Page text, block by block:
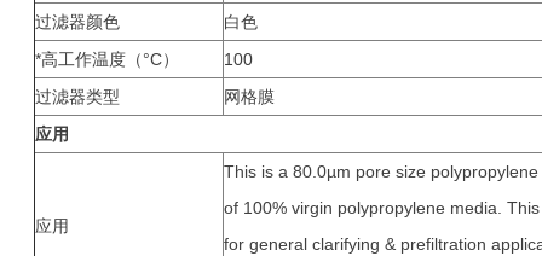
过滤器颜色
白色
*高工作温度（°C）
100
过滤器类型
网格膜
应用
应用
This is a 80.0µm pore size
of 100% virgin polypropylene media.
for general clarifying & prefiltration